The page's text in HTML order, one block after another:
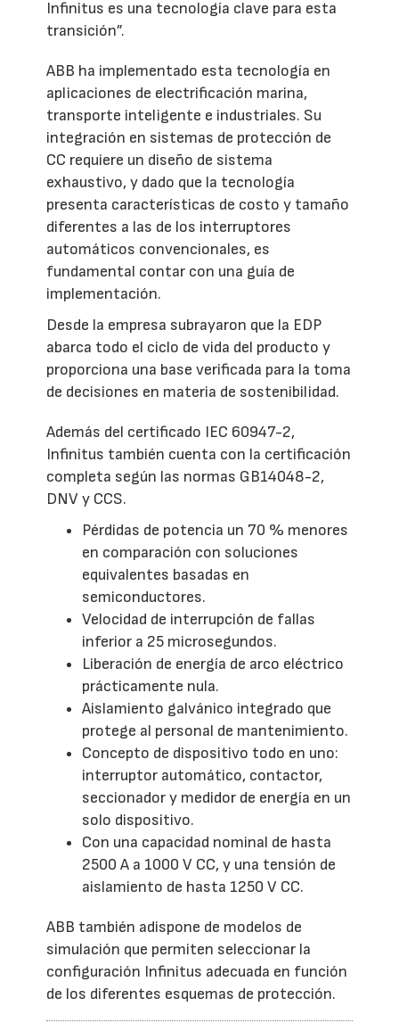
Infinitus es una tecnología clave para esta
transición”.
ABB ha implementado esta tecnología en
aplicaciones de electrificación marina,
transporte inteligente e industriales. Su
integración en sistemas de protección de
CC requiere un diseño de sistema
exhaustivo, y dado que la tecnología
presenta características de costo y tamaño
diferentes a las de los interruptores
automáticos convencionales, es
fundamental contar con una guía de
implementación.
Desde la empresa subrayaron que la EDP
abarca todo el ciclo de vida del producto y
proporciona una base verificada para la toma
de decisiones en materia de sostenibilidad.
Además del certificado IEC 60947-2,
Infinitus también cuenta con la certificación
completa según las normas GB14048-2,
DNV y CCS.
Pérdidas de potencia un 70 % menores
en comparación con soluciones
equivalentes basadas en
semiconductores.
Velocidad de interrupción de fallas
inferior a 25 microsegundos.
Liberación de energía de arco eléctrico
prácticamente nula.
Aislamiento galvánico integrado que
protege al personal de mantenimiento.
Concepto de dispositivo todo en uno:
interruptor automático, contactor,
seccionador y medidor de energía en un
solo dispositivo.
Con una capacidad nominal de hasta
2500 A a 1000 V CC, y una tensión de
aislamiento de hasta 1250 V CC.
ABB también adispone de modelos de
simulación que permiten seleccionar la
configuración Infinitus adecuada en función
de los diferentes esquemas de protección.